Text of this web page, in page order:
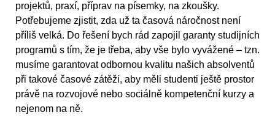
projektů, praxí, příprav na písemky, na zkoušky.
Potřebujeme zjistit, zda už ta časová náročnost není
příliš velká. Do řešení bych rád zapojil garanty studijních
programů s tím, že je třeba, aby vše bylo vyvážené – tzn.
musíme garantovat odbornou kvalitu našich absolventů
při takové časové zátěži, aby měli studenti ještě prostor
právě na rozvojové nebo sociálně kompetenční kurzy a
nejenom na ně.